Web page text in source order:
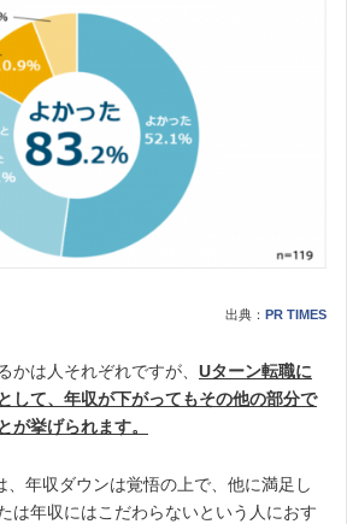
出典： PR TIMES
かは人それぞれですが、 Uターン転職に
して、年収が下がってもその他の部分で
が挙げられます。
、年収ダウンは覚悟の上で、他に満足し
は年収にはこだわらないという人におす